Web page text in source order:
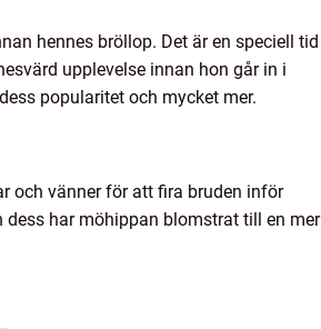
hennes bröllop. Det är en speciell tid
upplevelse innan hon går in i
popularitet och mycket mer.
och vänner för att fira bruden inför
har möhippan blomstrat till en mer